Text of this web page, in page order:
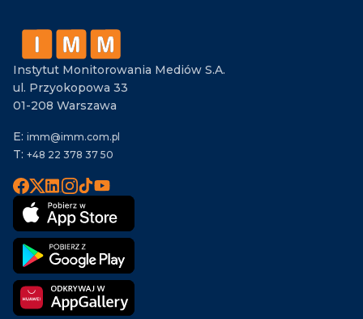
Instytut Monitorowania Mediów S.A.
ul. Przyokopowa 33
01-208 Warszawa
E: imm@imm.com.pl
T: +48 22 378 37 50